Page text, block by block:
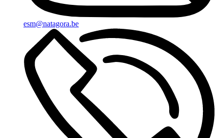
esm@natagora.be